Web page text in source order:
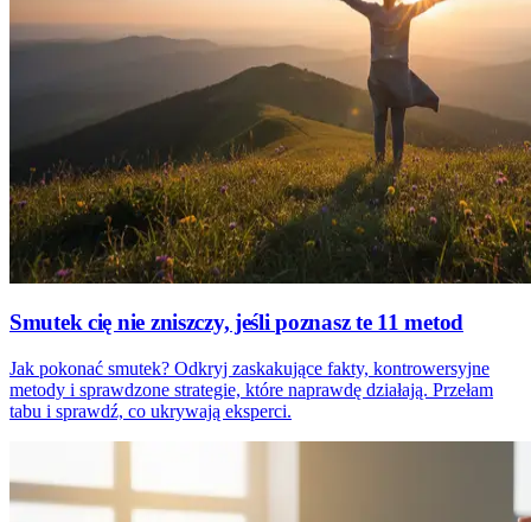
Smutek cię nie zniszczy, jeśli poznasz te 11 metod
Jak pokonać smutek? Odkryj zaskakujące fakty, kontrowersyjne
metody i sprawdzone strategie, które naprawdę działają. Przełam
tabu i sprawdź, co ukrywają eksperci.